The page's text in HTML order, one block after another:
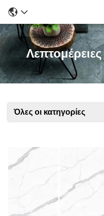
Όλες οι κατηγορίες